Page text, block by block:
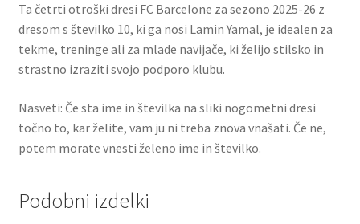
Ta četrti otroški dresi FC Barcelone za sezono 2025-26 z
dresom s številko 10, ki ga nosi Lamin Yamal, je idealen za
tekme, treninge ali za mlade navijače, ki želijo stilsko in
strastno izraziti svojo podporo klubu.
Nasveti: Če sta ime in številka na sliki nogometni dresi
točno to, kar želite, vam ju ni treba znova vnašati. Če ne,
potem morate vnesti želeno ime in številko.
Podobni izdelki